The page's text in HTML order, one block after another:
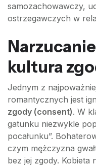
samozachowawczy,
ostrzegawczych w
kultura
Jednym z
romantycznych jest
zgody (consent). W
gatunku niezwykle
pocałunku”.
czym mężczyzna
bez jej zgody. Kobieta